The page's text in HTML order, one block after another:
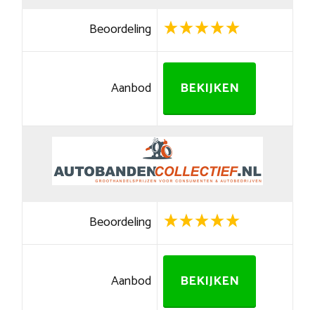
Beoordeling
Aanbod BEKIJKEN
Beoordeling
Aanbod BEKIJKEN